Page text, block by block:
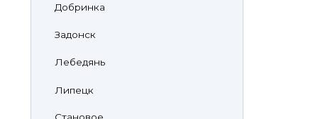
Добринка
Задонск
Лебедянь
Липецк